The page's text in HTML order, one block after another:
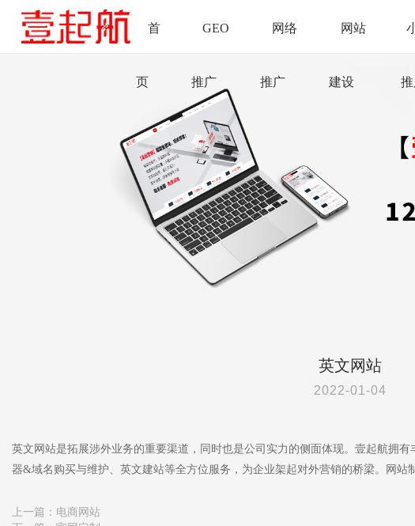
首
页
GEO
推广
网络
推广
网站
建设
英文网站
2022-01-04
英文网站是拓展涉外业务的重要渠道，同时也是公司实力的侧面体现。壹起航拥
器&域名购买与维护、英文建站等全方位服务，为企业架起对外营销的桥梁。网站
上一篇： 电商网站